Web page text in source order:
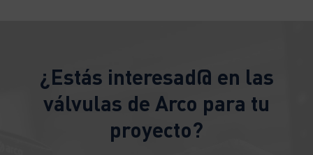
¿Estás interesad@ en las
válvulas de Arco para tu
proyecto?